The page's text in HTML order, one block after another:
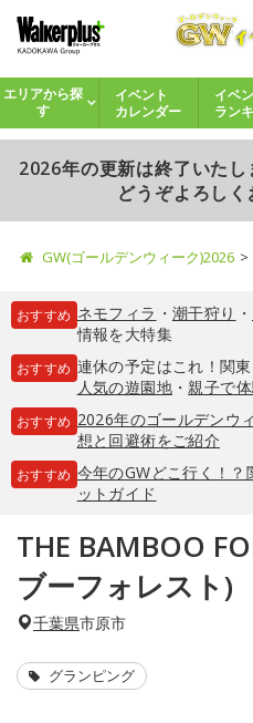
エリアから探
す
イベント
カレンダー
イベ
ラン
2026年の更新は終了いた
どうぞよろしく
GW(ゴールデンウィーク)2026
おすすめ ネモフィラ ・ 潮干狩り ・
情報を大特集
おすすめ 連休の予定はこれ！関
人気の遊園地・親子で
おすすめ 2026年のゴールデンウ
想と回避術をご紹介
おすすめ 今年のGWどこ行く！
ットガイド
THE BAMBOO
ブーフォレスト)
千葉県市原市
グランピング